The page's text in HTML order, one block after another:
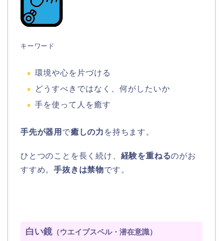
キーワード
環境や心を片づける
どうすべきではなく、何がしたいか
手を使って人を癒す
手先が器用 で癒しの力 を持ちます。
ひとつのことを長く続け、 経験を重ねるのがお
すすめ。手抜きは禁物です。
白い鏡（ウエイブスペル・潜在意識）